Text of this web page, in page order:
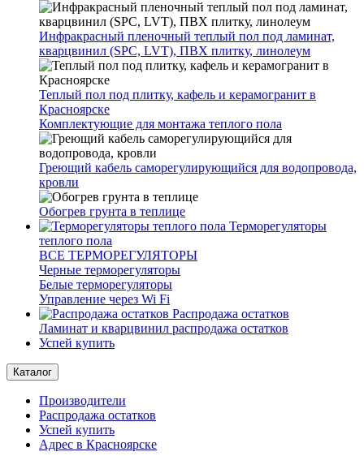
Инфракрасный пленочный теплый пол под ламинат,
кварцвинил (SPC, LVT), ПВХ плитку, линолеум
Теплый пол под плитку, кафель и керамогранит в
Красноярске
Комплектующие для монтажа теплого пола
Греющий кабель саморегулирующийся для водопровода,
кровли
Обогрев грунта в теплице
Терморегуляторы
теплого пола
ВСЕ ТЕРМОРЕГУЛЯТОРЫ
Черные терморегуляторы
Белые терморегуляторы
Управление через Wi Fi
Распродажа остатков
Ламинат и кварцвинил распродажа остатков
Успей купить
Каталог
Производители
Распродажа остатков
Успей купить
Адрес в Красноярске